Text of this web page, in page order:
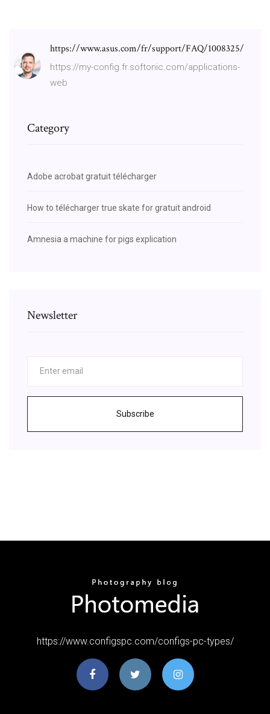
https://www.asus.com/fr/support/FAQ/1008325/
https://my-config.fr.softonic.com/applications-
web
Category
Adobe acrobat gratuit télécharger
How to télécharger true skate for gratuit android
Amnesia a machine for pigs explication
Newsletter
Subscribe
https://www.configspc.com/configs-pc-types/